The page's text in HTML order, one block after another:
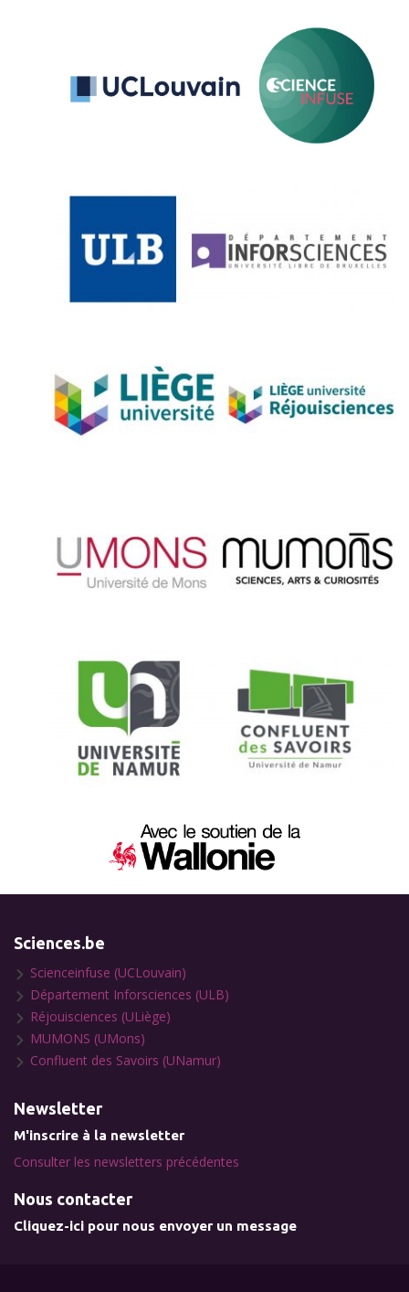
Sciences.be
Scienceinfuse (UCLouvain)
Département Inforsciences (ULB)
Réjouisciences (ULiège)
MUMONS (UMons)
Confluent des Savoirs (UNamur)
Newsletter
M'inscrire à la newsletter
Consulter les newsletters précédentes
Nous contacter
Cliquez-ici pour nous envoyer un message